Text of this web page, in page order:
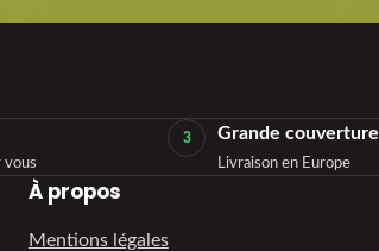
vous
3 Grande couverture
Livraison en Europe
À propos
Mentions légales